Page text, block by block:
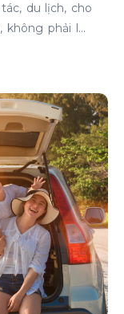
du lịch, cho
phải lúc
ý để thuê xe